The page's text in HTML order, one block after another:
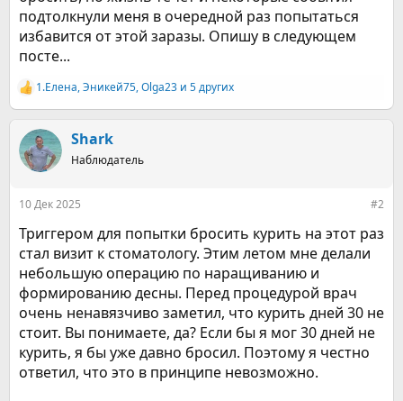
подтолкнули меня в очередной раз попытаться
избавится от этой заразы. Опишу в следующем
посте...
Р
е
к
ц
и
1.Елена,Эникей75,Olga23 и 5 других
Shark
Наблюдатель
10 Дек 2025 #2
Триггером для попытки бросить курить на этот раз
стал визит к стоматологу. Этим летом мне делали
небольшую операцию по наращиванию и
формированию десны. Перед процедурой врач
очень ненавязчиво заметил, что курить дней 30 не
стоит. Вы понимаете, да? Если бы я мог 30 дней не
курить, я бы уже давно бросил. Поэтому я честно
ответил, что это в принципе невозможно.